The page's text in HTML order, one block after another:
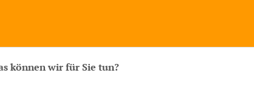
können wir für Sie tun?